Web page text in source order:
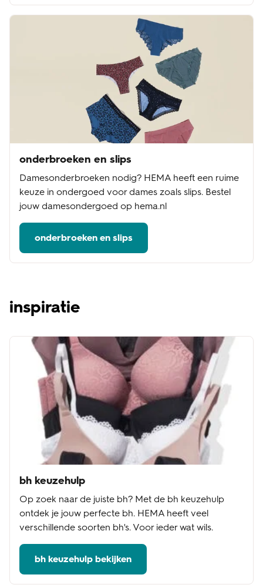
onderbroeken en slips
Damesonderbroeken nodig? HEMA heeft een ruime
keuze in ondergoed voor dames zoals slips. Bestel
jouw damesondergoed op hema.nl
onderbroeken en slips
inspiratie
bh keuzehulp
Op zoek naar de juiste bh? Met de bh keuzehulp
ontdek je jouw perfecte bh. HEMA heeft veel
verschillende soorten bh's. Voor ieder wat wils.
bh keuzehulp bekijken